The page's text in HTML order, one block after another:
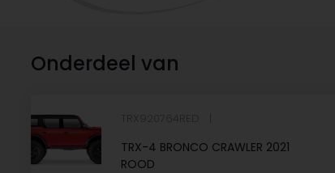
Onderdeel van
TRX920764RED
TRX-4 BRONCO CRAWLER 2021
ROOD